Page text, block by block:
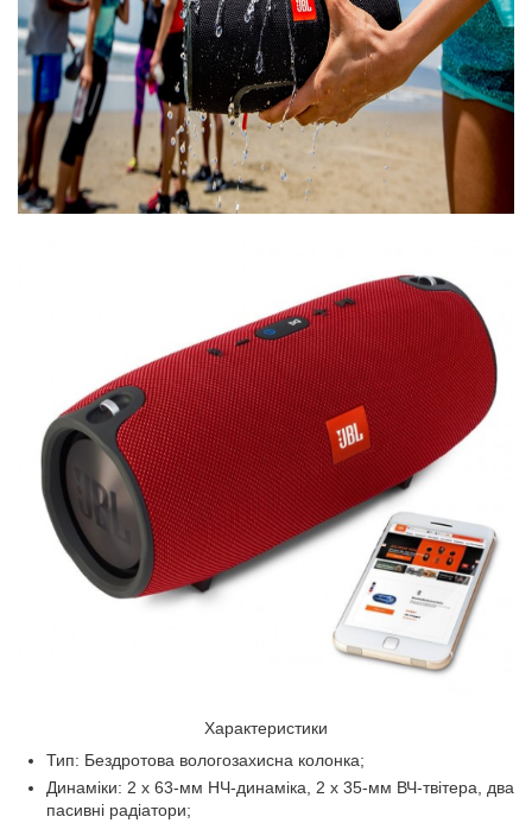
Характеристики
Тип: Бездротова вологозахисна колонка;
Динаміки: 2 x 63-мм НЧ-динаміка, 2 x 35-мм ВЧ-твітера, два
пасивні радіатори;